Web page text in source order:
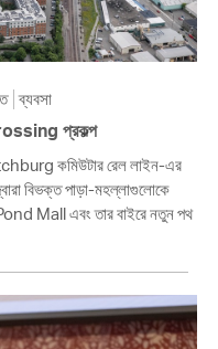
ব্যবসা
প্রকল্প
কমিউটার রেল লাইন-এর
বিভক্ত পাড়া-মহল্লাগুলোকে
Mall এবং তার বাইরে নতুন পথ